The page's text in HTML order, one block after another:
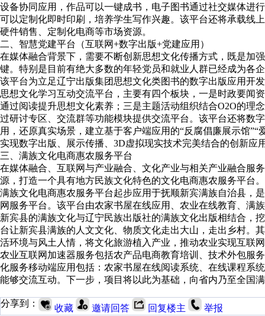
设备协同应用，作品可以一键成书，电子图书通过社交媒体进
可以定制化即时印刷，培养学生写作兴趣。该平台还将承载线
硬件销售、定制化电商等市场资源。
二、智慧党建平台（互联网+数字出版+党建应用）
在媒体融合背景下，需要不断创新思想文化传播方式，既是加
键。特别是目前有绝大多数的年轻党员和就业人群已经成为各
该平台为立足辽宁出版集团思想文化类图书的数字出版应用开
思想文化学习互动交流平台，主要有四个板块，一是时政要闻
通过阅读提升思想文化素养；三是主题活动组织结合O2O的理
过研讨专区、交流群等功能模块提供交流平台。该平台还将数
用，还原真实场景，建立基于客户端应用的“反腐倡廉展示馆
实现数字出版、展示传播、3D虚拟现实技术完美结合的创新应
三、满族文化电商惠农服务平台
在媒体融合、互联网与产业融合、文化产业与相关产业融合服
源，打造一个具有地方民族文化特色的文化电商惠农服务平台。
满族文化电商惠农服务平台起步应用于抚顺新宾满族自治县，
网服务平台。该平台由农家书屋在线应用、农业在线教育、满
新宾县的满族文化与辽宁民族出版社的满族文化出版相结合，
台让新宾县满族的人文文化、物质文化走出大山，走出乡村。
活环境与风土人情，将文化旅游植入产业，推动农业实现互联
农业互联网加速器服务包括农产品电商教育培训、技术外包服
化服务移动端应用包括：农家书屋在线阅读系统、在线课程系
能够交流互动。下一步，项目将以此为基础，向省内乃至全国
分享到： 收藏 邀请回答 回复楼主 举报